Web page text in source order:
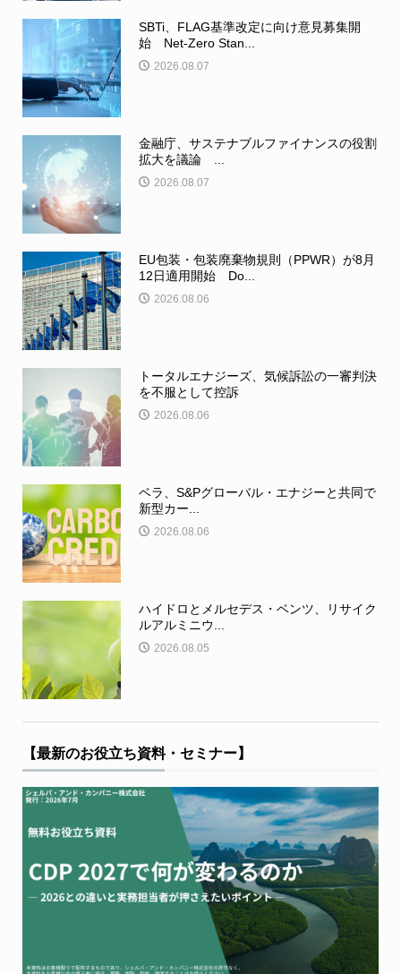
SBTi、FLAG基準改定に向け意見募集開
始 Net-Zero Stan...
2026.08.07
金融庁、サステナブルファイナンスの役割
拡大を議論 ...
2026.08.07
EU包装・包装廃棄物規則（PPWR）が8月
12日適用開始 Do...
2026.08.06
トータルエナジーズ、気候訴訟の一審判決
を不服として控訴
2026.08.06
ベラ、S&Pグローバル・エナジーと共同で
新型カー...
2026.08.06
ハイドロとメルセデス・ベンツ、リサイク
ルアルミニウ...
2026.08.05
【最新のお役立ち資料・セミナー】